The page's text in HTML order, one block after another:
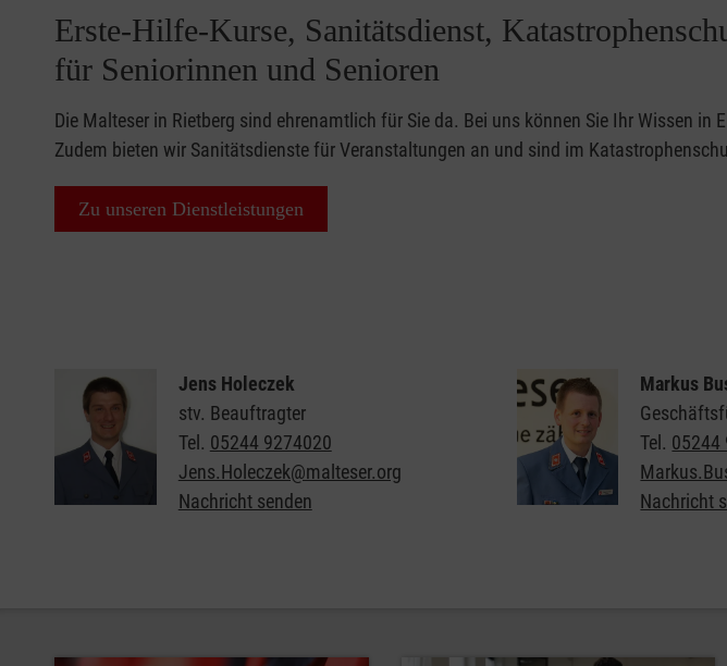
Erste-Hilfe-Kurse, Sanitätsdienst,
für Seniorinnen und Senioren
Die Malteser in Rietberg sind ehrenamtlich für Sie da. Bei uns können Sie Ihr Wissen in
Zudem bieten wir Sanitätsdienste für Veranstaltungen an und sind im
Zu unseren Dienstleistungen
Jens Holeczek
stv. Beauftragter
Tel. 05244 9274020
Jens.Holeczek@malteser.org
Nachricht senden
Markus
Tel. 05244
Nachricht